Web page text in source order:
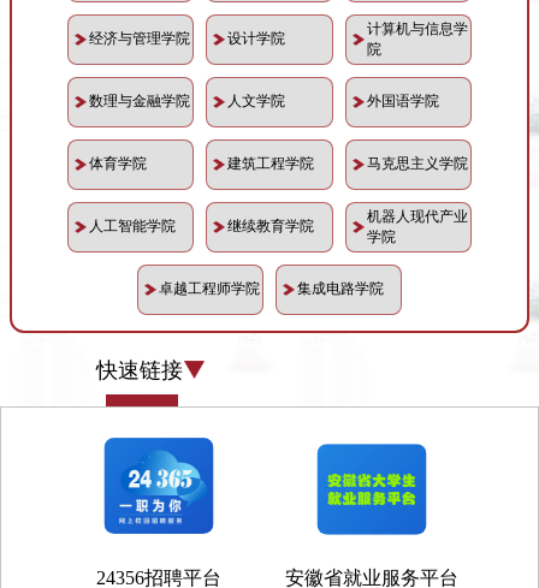
经济与管理学院 设计学院
计算机与信息学
院
数理与金融学院 人文学院 外国语学院
体育学院 建筑工程学院 马克思主义学院
人工智能学院 继续教育学院
机器人现代产业
学院
卓越工程师学院 集成电路学院
快速链接
24356招聘平台 安徽省就业服务平台